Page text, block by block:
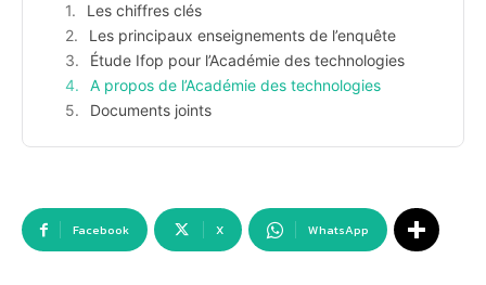
Les chiffres clés
Les principaux enseignements de l’enquête
Étude Ifop pour l’Académie des technologies
A propos de l’Académie des technologies
Documents joints
Facebook X WhatsApp